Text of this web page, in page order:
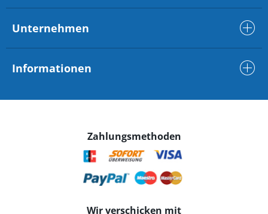
Unternehmen
Informationen
Zahlungsmethoden
Wir verschicken mit